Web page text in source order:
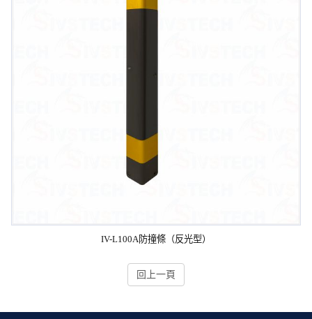
IV-L100A防撞條（反光型）
回上一頁